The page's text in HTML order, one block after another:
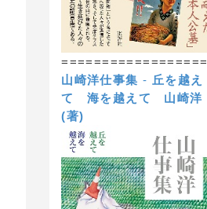
==================
山崎洋仕事集 - 丘を越え
て 海を越えて
山崎洋
(著)